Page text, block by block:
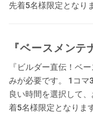
先着5名様限定となり
『ベースメン
『ビルダー直伝！ベ
みが必要です。 1コ
良い時間を選択して
着5名様限定となりま